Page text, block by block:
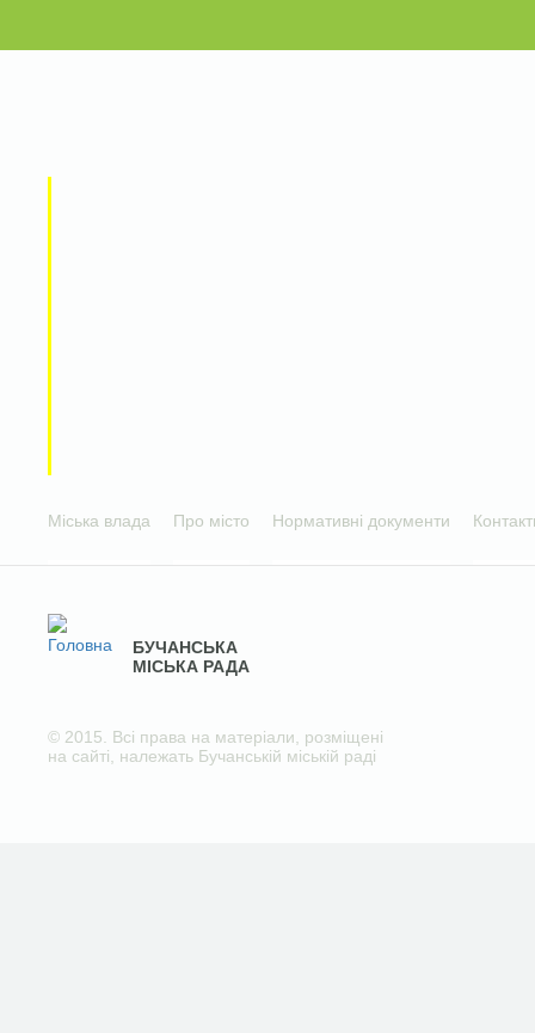
Міська влада Про місто Нормативні документи
БУЧАНСЬКА
МІСЬКА РАДА
© 2015. Всі права на матеріали, розміщені
на сайті, належать Бучанській міській раді